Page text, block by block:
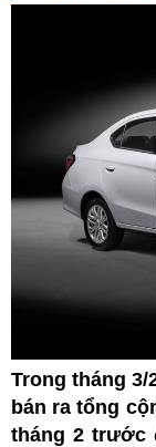
Trong tháng
bán ra tổng
tháng 2 trước